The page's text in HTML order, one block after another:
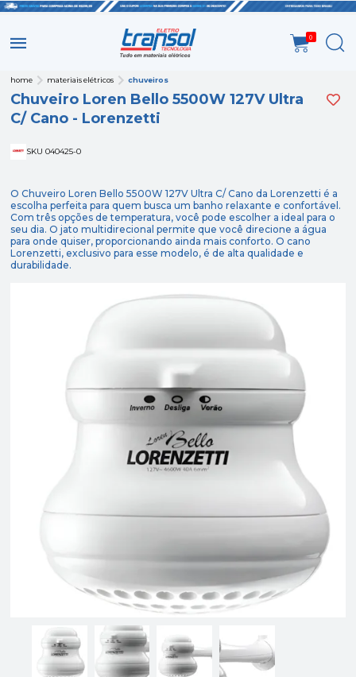
0
home materiais elétricos chuveiros
Chuveiro Loren Bello 5500W 127V Ultra
C/ Cano - Lorenzetti
SKU 040425-0
O Chuveiro Loren Bello 5500W 127V Ultra C/ Cano da Lorenzetti é a
escolha perfeita para quem busca um banho relaxante e confortável.
Com três opções de temperatura, você pode escolher a ideal para o
seu dia. O jato multidirecional permite que você direcione a água
para onde quiser, proporcionando ainda mais conforto. O cano
Lorenzetti, exclusivo para esse modelo, é de alta qualidade e
durabilidade.